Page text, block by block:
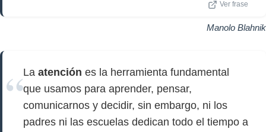
Ver frase
Manolo Blahnik
La atención es la herramienta fundamental
que usamos para aprender, pensar,
comunicarnos y decidir, sin embargo, ni los
padres ni las escuelas dedican todo el tiempo a